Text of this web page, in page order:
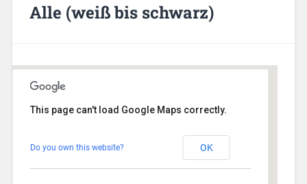
Alle (weiß bis schwarz)
Veranstaltungen
This page can't load Google Maps correctly.
Do you own this website? OK